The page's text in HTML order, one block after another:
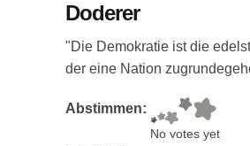
Doderer
"Die Demokratie ist die
der eine Nation
Abstimmen:
No votes yet